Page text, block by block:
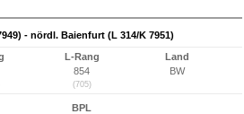
- nördl. Baienfurt (L 314/K 7951)
L-Rang
854
(705)
Land
BW
BPL